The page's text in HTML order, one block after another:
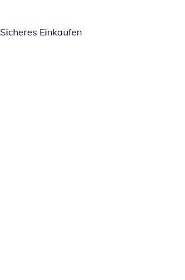
Sicheres Einkaufen